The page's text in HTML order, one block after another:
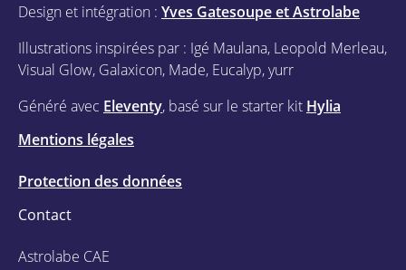
Design et intégration : Yves Gatesoupe et Astrolabe
Illustrations inspirées par : Igé Maulana, Leopold Merleau,
Visual Glow, Galaxicon, Made, Eucalyp, yurr
Généré avec Eleventy, basé sur le starter kit Hylia
Mentions légales
Protection des données
Contact
Astrolabe CAE